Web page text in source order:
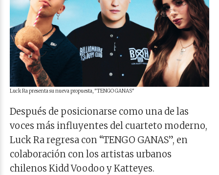
Luck Ra presenta su nueva propuesta, "TENGO GANAS"
Después de posicionarse como una de las
voces más influyentes del cuarteto moderno,
Luck Ra regresa con “TENGO GANAS”, en
colaboración con los artistas urbanos
chilenos Kidd Voodoo y Katteyes.